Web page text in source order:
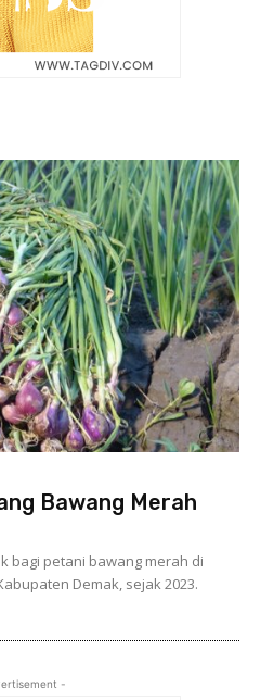
Bawang Merah
bagi petani bawang merah di
Demak, sejak 2023.
-